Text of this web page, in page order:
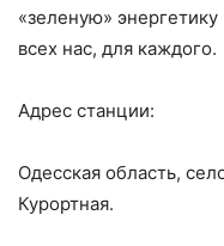
«зеленую»
всех нас, для каждого.
Адрес станции:
Одесская область,
Курортная.